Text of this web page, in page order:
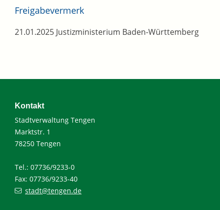
Freigabevermerk
21.01.2025 Justizministerium Baden-Württemberg
Kontakt
Stadtverwaltung Tengen
Marktstr. 1
78250 Tengen
Tel.: 07736/9233-0
Fax: 07736/9233-40
stadt@tengen.de